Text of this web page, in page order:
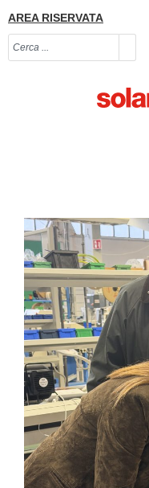
AREA RISERVATA